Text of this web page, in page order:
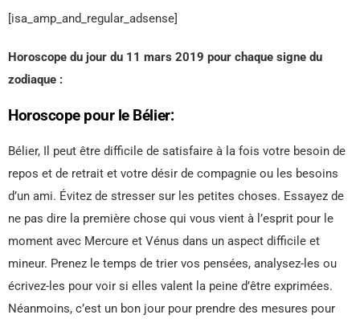
[isa_amp_and_regular_adsense]
Horoscope du jour du 11 mars 2019 pour chaque signe du
zodiaque :
Horoscope pour le Bélier:
Bélier, Il peut être difficile de satisfaire à la fois votre besoin de
repos et de retrait et votre désir de compagnie ou les besoins
d’un ami. Évitez de stresser sur les petites choses. Essayez de
ne pas dire la première chose qui vous vient à l’esprit pour le
moment avec Mercure et Vénus dans un aspect difficile et
mineur. Prenez le temps de trier vos pensées, analysez-les ou
écrivez-les pour voir si elles valent la peine d’être exprimées.
Néanmoins, c’est un bon jour pour prendre des mesures pour